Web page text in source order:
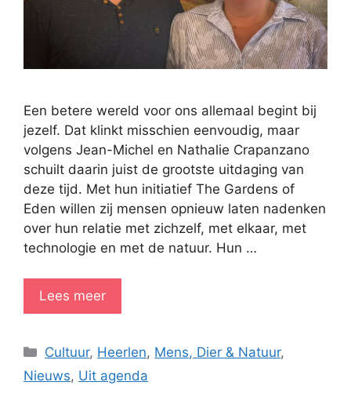
Een betere wereld voor ons allemaal begint bij
jezelf. Dat klinkt misschien eenvoudig, maar
volgens Jean-Michel en Nathalie Crapanzano
schuilt daarin juist de grootste uitdaging van
deze tijd. Met hun initiatief The Gardens of
Eden willen zij mensen opnieuw laten nadenken
over hun relatie met zichzelf, met elkaar, met
technologie en met de natuur. Hun …
Lees meer
Categorieën
Cultuur, Heerlen, Mens, Dier & Natuur,
Nieuws, Uit agenda